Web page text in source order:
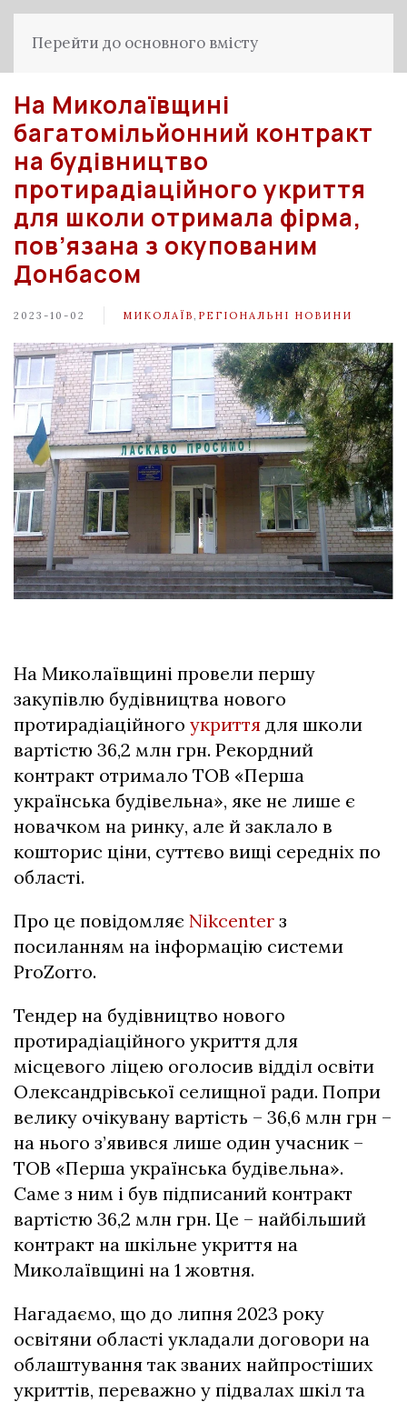
Перейти до основного вмісту
На Миколаївщині
багатомільйонний контракт
на будівництво
протирадіаційного укриття
для школи отримала фірма,
пов’язана з окупованим
Донбасом
2023-10-02 МИКОЛАЇВ РЕГІОНАЛЬНІ НОВИНИ
На Миколаївщині провели першу
закупівлю будівництва нового
протирадіаційного укриття для школи
вартістю 36,2 млн грн. Рекордний
контракт отримало ТОВ «Перша
українська будівельна», яке не лише є
новачком на ринку, але й заклало в
кошторис ціни, суттєво вищі середніх по
області.
Про це повідомляє Nikcenter з
посиланням на інформацію системи
ProZorro.
Тендер на будівництво нового
протирадіаційного укриття для
місцевого ліцею оголосив відділ освіти
Олександрівської селищної ради. Попри
велику очікувану вартість – 36,6 млн грн –
на нього з’явився лише один учасник –
ТОВ «Перша українська будівельна».
Саме з ним і був підписаний контракт
вартістю 36,2 млн грн. Це – найбільший
контракт на шкільне укриття на
Миколаївщині на 1 жовтня.
Нагадаємо, що до липня 2023 року
освітяни області укладали договори на
облаштування так званих найпростіших
укриттів, переважно у підвалах шкіл та